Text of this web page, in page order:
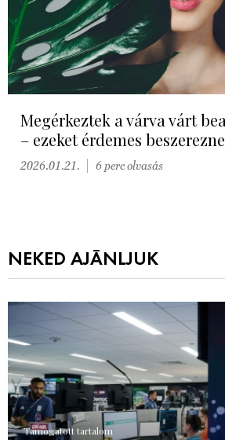
Megérkeztek a várva várt
– ezeket érdemes
2026.01.21. 6 perc olvasás
NEKED AJÁNLJUK
Támogatott tartalom